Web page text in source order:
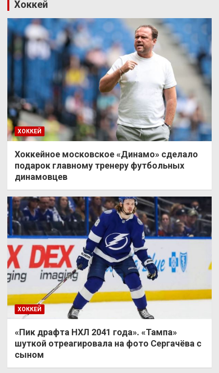
Хоккей
ХОККЕЙ
Хоккейное московское «Динамо» сделало
подарок главному тренеру футбольных
динамовцев
ХОККЕЙ
«Пик драфта НХЛ 2041 года». «Тампа»
шуткой отреагировала на фото Сергачёва с
сыном